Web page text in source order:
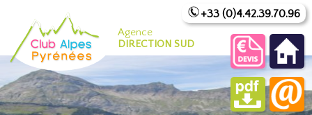
Agence
DIRECTION SUD
+33 (0)4.42.39.70.96